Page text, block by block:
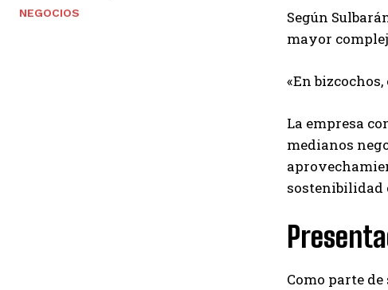
NEGOCIOS
Según
mayor
«En
La empresa
medianos
sostenibilidad
Como parte